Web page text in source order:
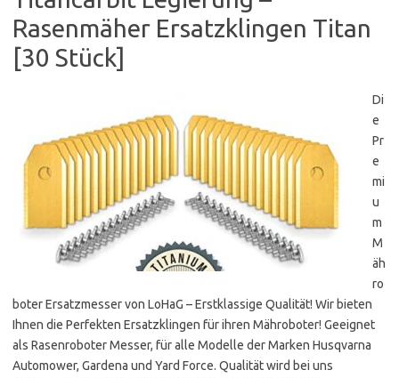
Rasenmäher Ersatzklingen Titan
[30 Stück]
Di
e
Pr
e
mi
u
m
M
äh
ro
boter Ersatzmesser von LoHaG – Erstklassige Qualität! Wir bieten
Ihnen die Perfekten Ersatzklingen für ihren Mähroboter! Geeignet
als Rasenroboter Messer, für alle Modelle der Marken Husqvarna
Automower, Gardena und Yard Force. Qualität wird bei uns